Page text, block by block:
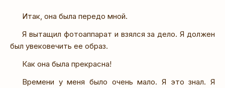
Итак, она была передо мной.
Я вытащил фотоаппарат и взялся за дело. Я должен
был увековечить ее образ.
Как она была прекрасна!
Времени у меня было очень мало. Я это знал. Я